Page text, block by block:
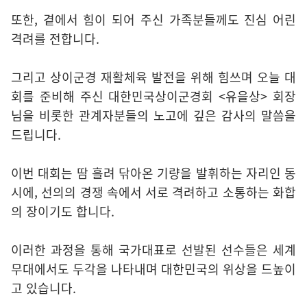
또한, 곁에서 힘이 되어 주신 가족분들께도 진심 어린
격려를 전합니다.
그리고 상이군경 재활체육 발전을 위해 힘쓰며 오늘 대
회를 준비해 주신 대한민국상이군경회 <유을상> 회장
님을 비롯한 관계자분들의 노고에 깊은 감사의 말씀을
드립니다.
이번 대회는 땀 흘려 닦아온 기량을 발휘하는 자리인 동
시에, 선의의 경쟁 속에서 서로 격려하고 소통하는 화합
의 장이기도 합니다.
이러한 과정을 통해 국가대표로 선발된 선수들은 세계
무대에서도 두각을 나타내며 대한민국의 위상을 드높이
고 있습니다.